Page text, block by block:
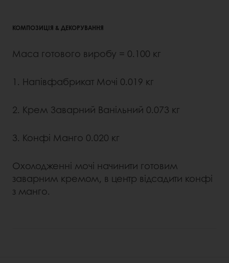
КОМПОЗИЦІЯ & ДЕКОРУВАННЯ
Mаса готового виробу = 0.100 кг
1. Напівфабрикат Мочі 0.019 кг
2. Крем Заварний Ванільний 0.073 кг
3. Конфі Манго 0.020 кг
Охолодженні мочі начинити готовим
заварним кремом, в центр відсадити конфі
з манго.